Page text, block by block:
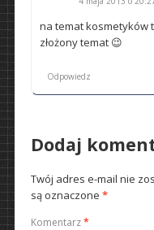
na temat kosmetyków
złożony temat 😉
Odpowiedz
Dodaj
Twój adres e-mail nie
są oznaczone *
Komentarz*